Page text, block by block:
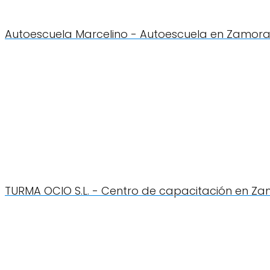
Autoescuela Marcelino - Autoescuela en Zamora
TURMA OCIO S.L. - Centro de capacitación en